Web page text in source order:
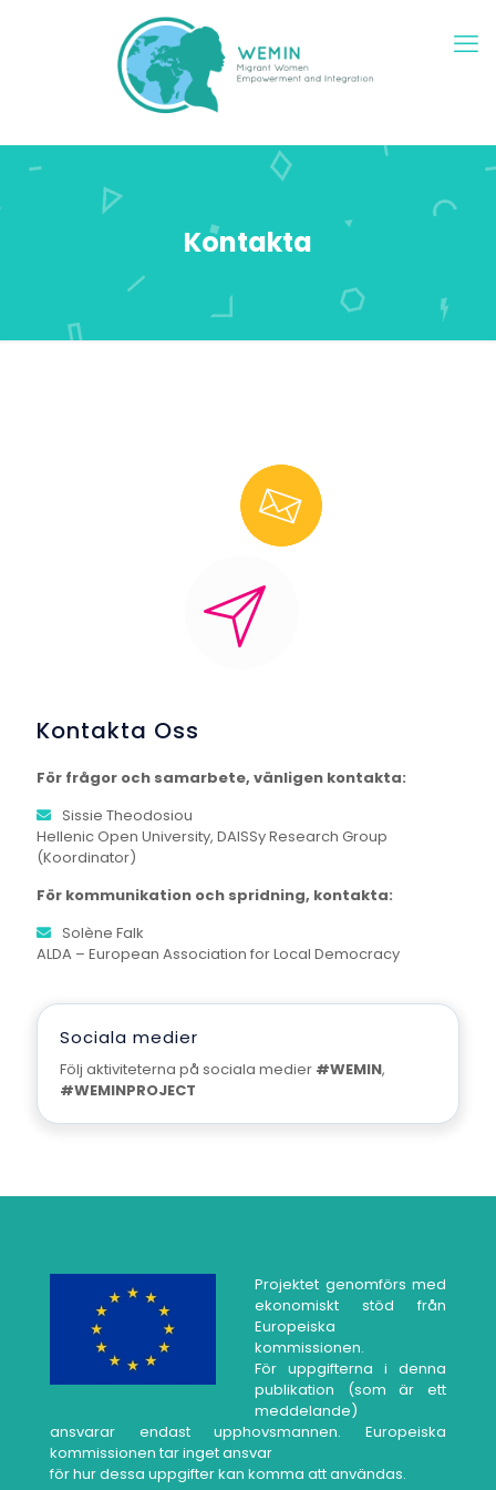
Kontakta
Kontakta Oss
För frågor och samarbete, vänligen kontakta:
Sissie Theodosiou
Hellenic Open University, DAISSy Research Group
(Koordinator)
För kommunikation och spridning, kontakta:
Solène Falk
ALDA – European Association for Local Democracy
Sociala medier
Följ aktiviteterna på sociala medier #WEMIN,
#WEMINPROJECT
Projektet genomförs med
ekonomiskt stöd från
Europeiska
kommissionen.
För uppgifterna i denna
publikation (som är ett
meddelande)
ansvarar endast upphovsmannen. Europeiska
kommissionen tar inget ansvar
för hur dessa uppgifter kan komma att användas.